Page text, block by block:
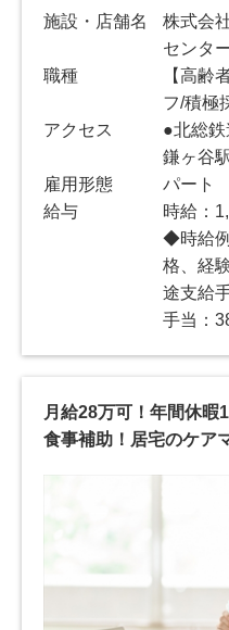
施設・店舗名
株式会
センタ
職種
【高齢
フ/積極
アクセス
●北総
鎌ヶ谷
雇用形態
パート
給与
時給：
◆時給
格、経
途支給
手当：
月給28万可！年間休暇
食事補助！居宅のケア